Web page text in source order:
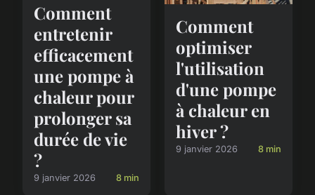
Comment
entretenir
efficacement
une pompe à
chaleur pour
prolonger sa
durée de vie
?
9 janvier 2026 8 min
Comment
optimiser
l'utilisation
d'une pompe
à chaleur en
hiver ?
9 janvier 2026 8 min